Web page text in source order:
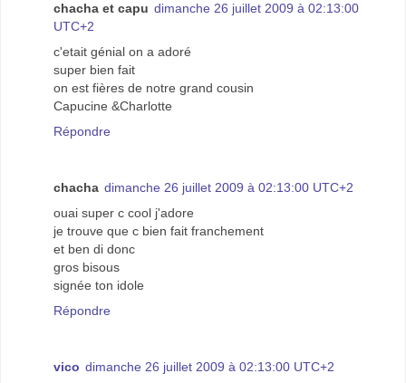
chacha et capu dimanche 26 juillet 2009 à 02:13:00
UTC+2
c'etait génial on a adoré
super bien fait
on est fières de notre grand cousin
Capucine &Charlotte
Répondre
chacha dimanche 26 juillet 2009 à 02:13:00 UTC+2
ouai super c cool j'adore
je trouve que c bien fait franchement
et ben di donc
gros bisous
signée ton idole
Répondre
vico dimanche 26 juillet 2009 à 02:13:00 UTC+2